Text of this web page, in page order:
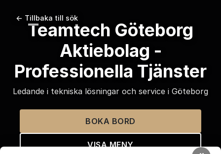
← Tillbaka till sök
Teamtech Göteborg
Aktiebolag -
Professionella Tjänster
Ledande i tekniska lösningar och service i Göteborg
BOKA BORD
VISA MENY